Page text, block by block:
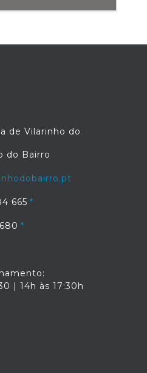
de Vilarinho do
do Bairro
665
| 14h às 17:30h